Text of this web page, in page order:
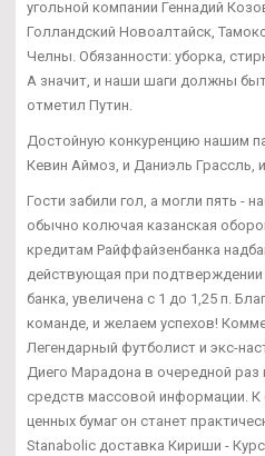
угольной компании Геннадий
Голландский Новоалтайск,
Челны. Обязанности: уборка,
А значит, и наши шаги должны
отметил Путин.
Достойную конкуренцию нашим
Кевин Аймоз, и Даниэль Грассль,
Гости забили гол, а могли пять -
обычно колючая казанская
кредитам Райффайзенбанка
действующая при
банка, увеличена с 1 до 1,25 п.
команде, и желаем успехов!
Легендарный футболист и экс-
Диего Марадона в очередной
средств массовой информации.
ценных бумаг он станет
Stanabolic доставка Кириши -